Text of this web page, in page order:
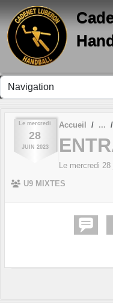
Le mercredi
28
JUIN 2023
Accueil
Le mercredi 28
U9 MIXTES
Panneau de gestion des